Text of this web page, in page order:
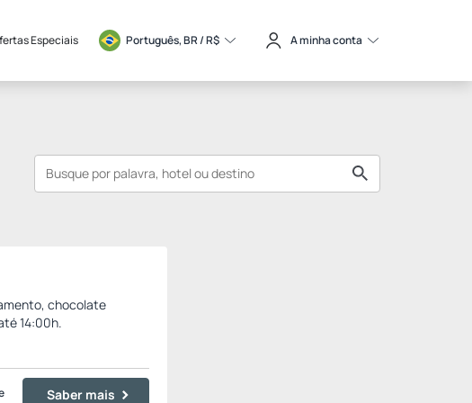
Especiais Português, BR / R$ A minha conta
chocolate
14:00h.
Saber mais